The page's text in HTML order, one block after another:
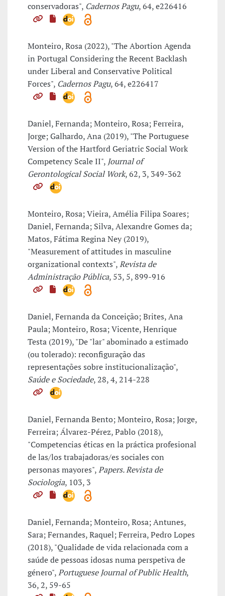
conservadoras", Cadernos Pagu, 64, e226416
Monteiro, Rosa (2022), "The Abortion Agenda
in Portugal Considering the Recent Backlash
under Liberal and Conservative Political
Forces", Cadernos Pagu, 64, e226417
Daniel, Fernanda; Monteiro, Rosa; Ferreira,
Jorge; Galhardo, Ana (2019), "The Portuguese
Version of the Hartford Geriatric Social Work
Competency Scale II", Journal of
Gerontological Social Work, 62, 3, 349-362
Monteiro, Rosa; Vieira, Amélia Filipa Soares;
Daniel, Fernanda; Silva, Alexandre Gomes da;
Matos, Fátima Regina Ney (2019),
"Measurement of attitudes in masculine
organizational contexts",Revista de
Administração Pública, 53, 5, 899-916
Daniel, Fernanda da Conceição; Brites, Ana
Paula; Monteiro, Rosa; Vicente, Henrique
Testa (2019), "De "lar" abominado a estimado
(ou tolerado): reconfiguração das
representações sobre institucionalização",
Saúde e Sociedade, 28, 4, 214-228
Daniel, Fernanda Bento; Monteiro, Rosa; Jorge,
Ferreira; Álvarez-Pérez, Pablo (2018),
"Competencias éticas en la práctica profesional
de las/los trabajadoras/es sociales con
personas mayores",Papers. Revista de
Sociologia, 103, 3
Daniel, Fernanda; Monteiro, Rosa; Antunes,
Sara; Fernandes, Raquel; Ferreira, Pedro Lopes
(2018), "Qualidade de vida relacionada com a
saúde de pessoas idosas numa perspetiva de
género",Portuguese Journal of Public Health,
36, 2, 59-65